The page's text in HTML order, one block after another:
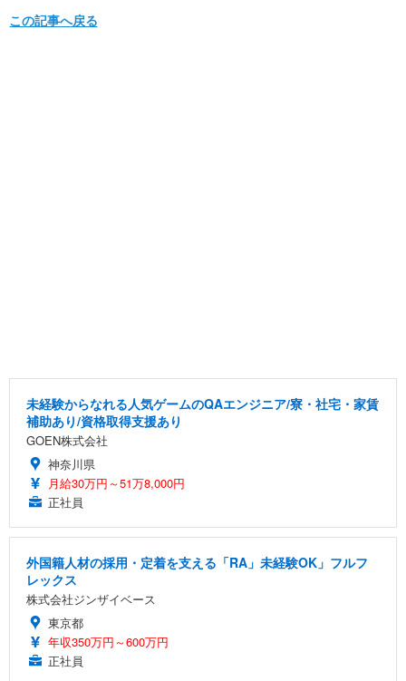
この記事へ戻る
未経験からなれる人気ゲームのQAエンジニア/寮・社宅・家賃
補助あり/資格取得支援あり
GOEN株式会社
神奈川県
月給30万円～51万8,000円
正社員
外国籍人材の採用・定着を支える「RA」未経験OK」フルフ
レックス
株式会社ジンザイベース
東京都
年収350万円～600万円
正社員